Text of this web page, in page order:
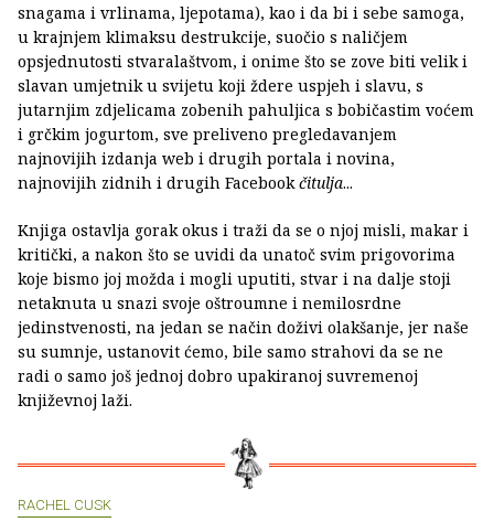
snagama i vrlinama, ljepotama), kao i da bi i sebe samoga,
u krajnjem klimaksu destrukcije, suočio s naličjem
opsjednutosti stvaralaštvom, i onime što se zove biti velik i
slavan umjetnik u svijetu koji ždere uspjeh i slavu, s
jutarnjim zdjelicama zobenih pahuljica s bobičastim voćem
i grčkim jogurtom, sve preliveno pregledavanjem
najnovijih izdanja web i drugih portala i novina,
najnovijih zidnih i drugih Facebook čitulja...
Knjiga ostavlja gorak okus i traži da se o njoj misli, makar i
kritički, a nakon što se uvidi da unatoč svim prigovorima
koje bismo joj možda i mogli uputiti, stvar i na dalje stoji
netaknuta u snazi svoje oštroumne i nemilosrdne
jedinstvenosti, na jedan se način doživi olakšanje, jer naše
su sumnje, ustanovit ćemo, bile samo strahovi da se ne
radi o samo još jednoj dobro upakiranoj suvremenoj
književnoj laži.
RACHEL CUSK